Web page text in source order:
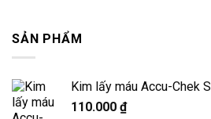
SẢN PHẨM
Kim lấy máu Accu-Chek
110.000 ₫